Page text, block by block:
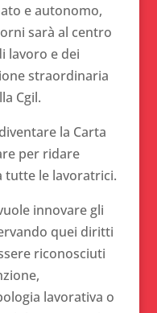
e autonomo,
sarà al centro
lavoro e dei
straordinaria
Cgil.
la Carta
per ridare
tutte le lavoratrici.
innovare gli
quei diritti
riconosciuti
lavorativa o